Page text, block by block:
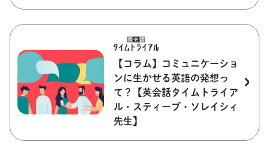
【コラム】コミュニケーショ
ンに生かせる英語の発想っ
て？【英会話タイムトライア
ル・スティーブ・ソレイシィ
先生】